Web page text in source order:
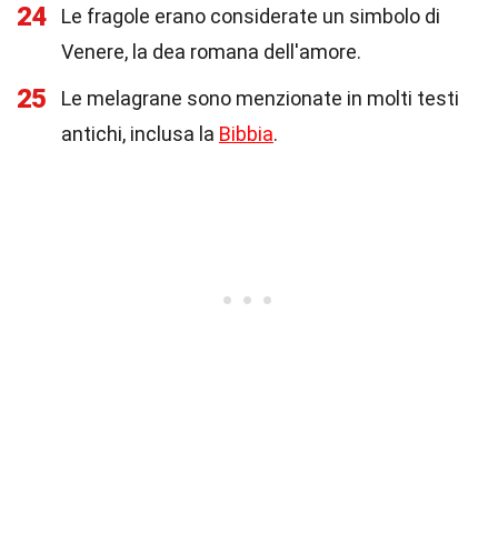
24
Le fragole erano considerate un simbolo di
Venere, la dea romana dell'amore.
25
Le melagrane sono menzionate in molti testi
antichi, inclusa la Bibbia.